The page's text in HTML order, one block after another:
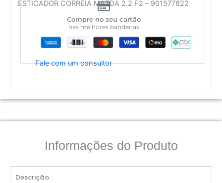
ESTICADOR CORREIA MAZDA 2.2 F2 – 901577822
Compre no seu cartão
nas melhores bandeiras
Fale com um consultor
Informações do Produto
Descrição